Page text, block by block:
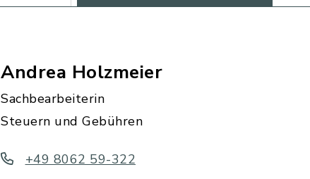
Andrea Holzmeier
Sachbearbeiterin
Steuern und Gebühren
+49 8062 59-322